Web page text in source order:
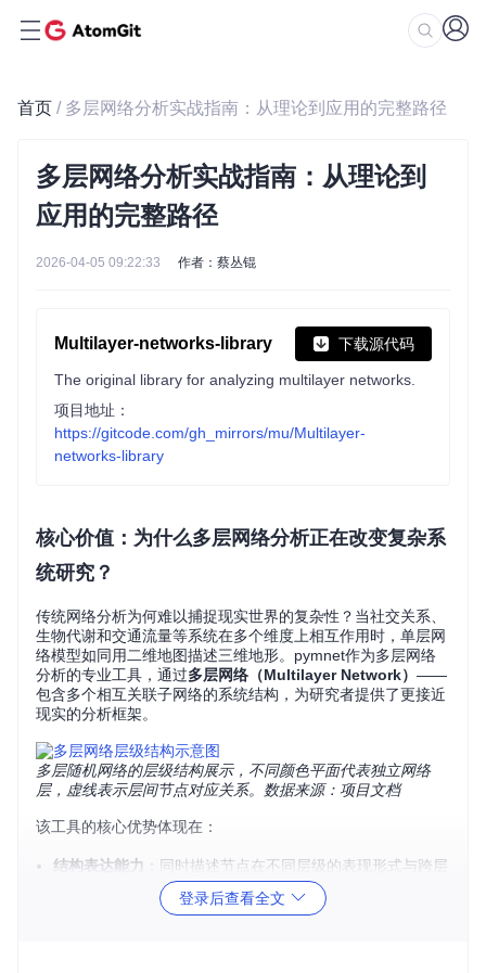
首页 / 多层网络分析实战指南：从理论到应用的完整路径
多层网络分析实战指南：从理论到
应用的完整路径
2026-04-05 09:22:33 作者：蔡丛锟
Multilayer-networks-library 下载源代码
The original library for analyzing multilayer networks.
项目地址：
https://gitcode.com/gh_mirrors/mu/Multilayer-
networks-library
核心价值：为什么多层网络分析正在改变复杂系
统研究？
传统网络分析为何难以捕捉现实世界的复杂性？当社交关系、
生物代谢和交通流量等系统在多个维度上相互作用时，单层网
络模型如同用二维地图描述三维地形。pymnet作为多层网络
分析的专业工具，通过多层网络（Multilayer Network） ——
包含多个相互关联子网络的系统结构，为研究者提供了更接近
现实的分析框架。
多层随机网络的层级结构展示，不同颜色平面代表独立网络
层，虚线表示层间节点对应关系。数据来源：项目文档
该工具的核心优势体现在：
结构表达能力 ：同时描述节点在不同层级的表现形式与跨层
：从基础统计到高级同构性分析的全流程支持
登录后查看全文